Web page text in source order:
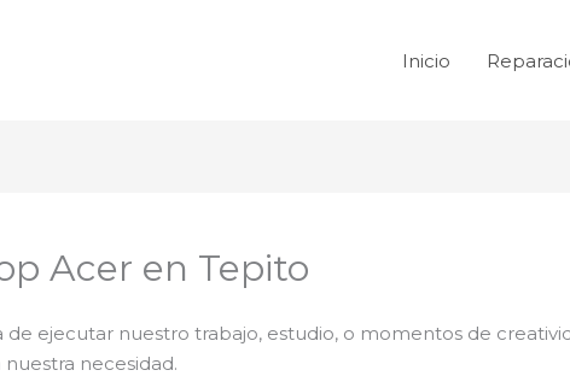
Inicio
Acer en Tepito
ejecutar nuestro trabajo, estudio, o momentos de
necesidad.